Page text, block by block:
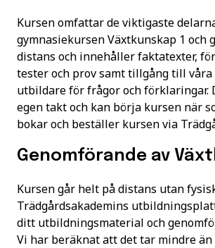
Kursen omfattar de viktigaste
gymnasiekursen Växtkunskap 1 och
distans och innehåller faktatexter,
tester och prov samt tillgång till våra
utbildare för frågor och förklaringar.
egen takt och kan börja kursen när
bokar och beställer kursen via
Genomförande av
Kursen går helt på distans utan
Trädgårdsakademins
ditt utbildningsmaterial och
Vi har beräknat att det tar mindre